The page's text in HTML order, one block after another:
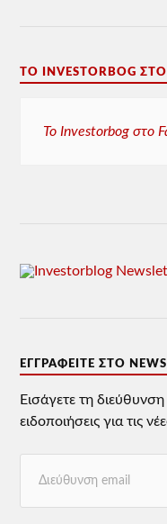
ΤΟ INVESTORBOG ΣΤΟ
Το Investorbog στο
ΕΓΓΡΑΦΕΊΤΕ ΣΤΟ
Εισάγετε τη
ειδοποιήσεις για τις